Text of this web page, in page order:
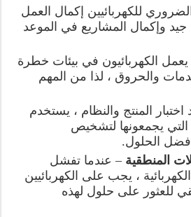
للكهربائيين إكمال العمل
وإكمال المشاريع في الموعد
الكهربائيون في بيئات خطرة
والحروق ، لذا من المهم
اختبار المنتج والنظام ، يستخدم
التي يجمعونها لتشخيص
الحلول.
المنطقية – عندما تفشل
، يجب على الكهربائيين
للعثور على حلول لهذه